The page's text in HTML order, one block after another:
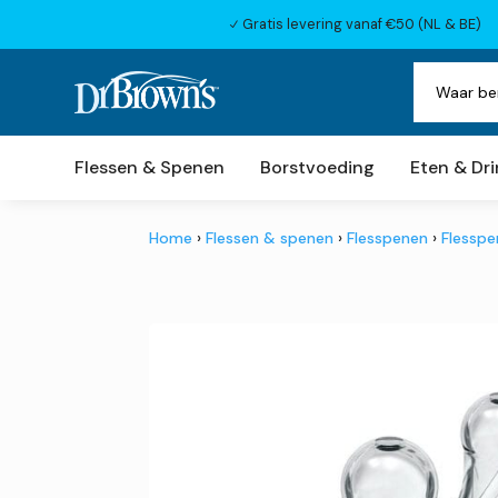
N Gratis levering vanaf €50 (NL & BE)
Flessen & Spenen Borstvoeding Eten &
Home ›Flessen & spenen ›Flesspenen ›